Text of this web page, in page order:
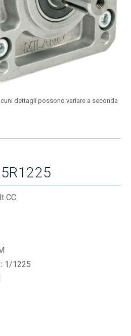
dettagli possono variare a seconda
CC
1/1225